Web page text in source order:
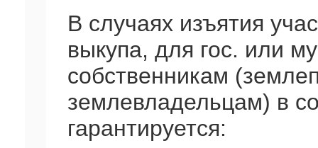
В случаях изъятия
выкупа, для гос. или
собственникам
землевладельцам) в
гарантируется: